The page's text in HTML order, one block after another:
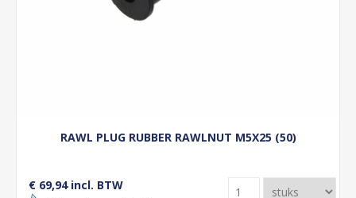
RAWL PLUG RUBBER RAWLNUT M5X25 (50)
€ 69,94 incl. BTW